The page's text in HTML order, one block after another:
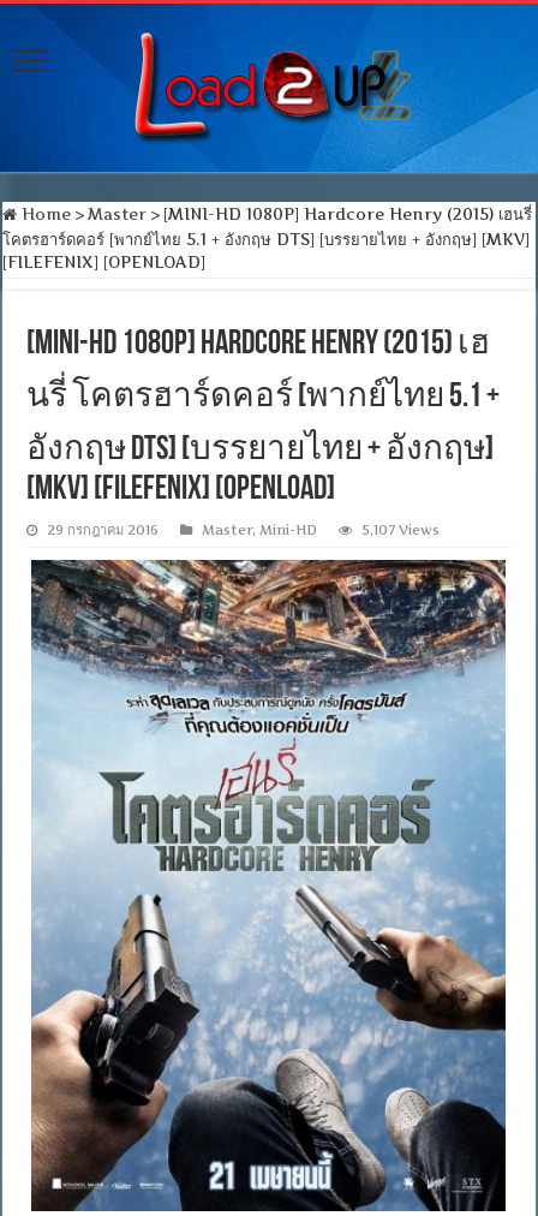
Home > Master > [MINI-HD 1080P] Hardcore Henry (2015) เฮนรี่
โคตรฮาร์ดคอร์ [พากย์ไทย 5.1 + อังกฤษ DTS] [บรรยายไทย + อังกฤษ] [MKV]
[FILEFENIX] [OPENLOAD]
[MINI-HD 1080P] Hardcore Henry (2015) เฮ
นรี่ โคตรฮาร์ดคอร์ [พากย์ไทย 5.1 +
อังกฤษ DTS] [บรรยายไทย + อังกฤษ]
[MKV] [FILEFENIX] [OPENLOAD]
29 กรกฎาคม 2016 Master,Mini-HD 5,107 Views